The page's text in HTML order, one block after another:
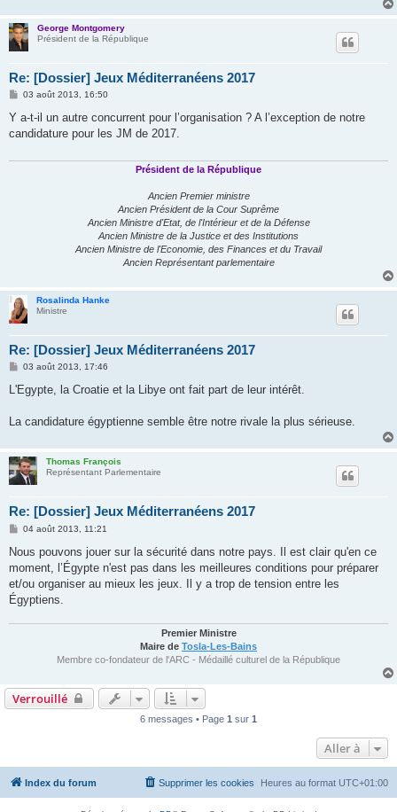
George Montgomery
Président de la République
Re: [Dossier] Jeux Méditerranéens 2017
M
s
a
03 août 2013, 16:50
Y a-t-il un autre concurrent pour l’organisation ? A l’exception de notre
candidature pour les JM de 2017.
Président de la République
Ancien Premier ministre
Ancien Président de la Cour Suprême
Ancien Ministre d'Etat, de l'Intérieur et de la Défense
Ancien Ministre de la Justice et des Institutions
Ancien Ministre de l'Economie, des Finances et du Travail
Ancien Représentant parlementaire
Rosalinda Hanke
Ministre
Re: [Dossier] Jeux Méditerranéens 2017
M
s
g
03 août 2013, 17:46
L'Egypte, la Croatie et la Libye ont fait part de leur intérêt.
La candidature égyptienne semble être notre rivale la plus sérieuse.
Thomas François
Représentant Parlementaire
Re: [Dossier] Jeux Méditerranéens 2017
M
s
a
g
04 août 2013, 11:21
Nous pouvons jouer sur la sécurité dans notre pays. Il est clair qu'en ce
moment, l’Égypte n'est pas dans les meilleures conditions pour préparer
et/ou organiser au mieux les jeux. Il y a trop de tension entre les
Égyptiens.
Premier Ministre
Maire de Tosla-Les-Bains
Membre co-fondateur de l'ARC - Médaillé culturel de la République
Verrouillé
6 messages • Page 1 sur 1
Aller à
Index du forum Heures au format UTC+01:00
Supprimer les cookies